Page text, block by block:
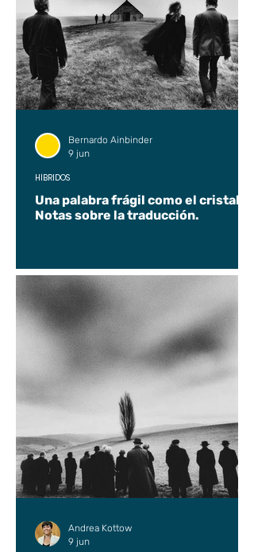
Una palabra frágil como el cristal.
Notas sobre la traducción.
HÍBRIDOS
Bernardo Ainbinder
9 jun
Andrea Kottow
9 jun